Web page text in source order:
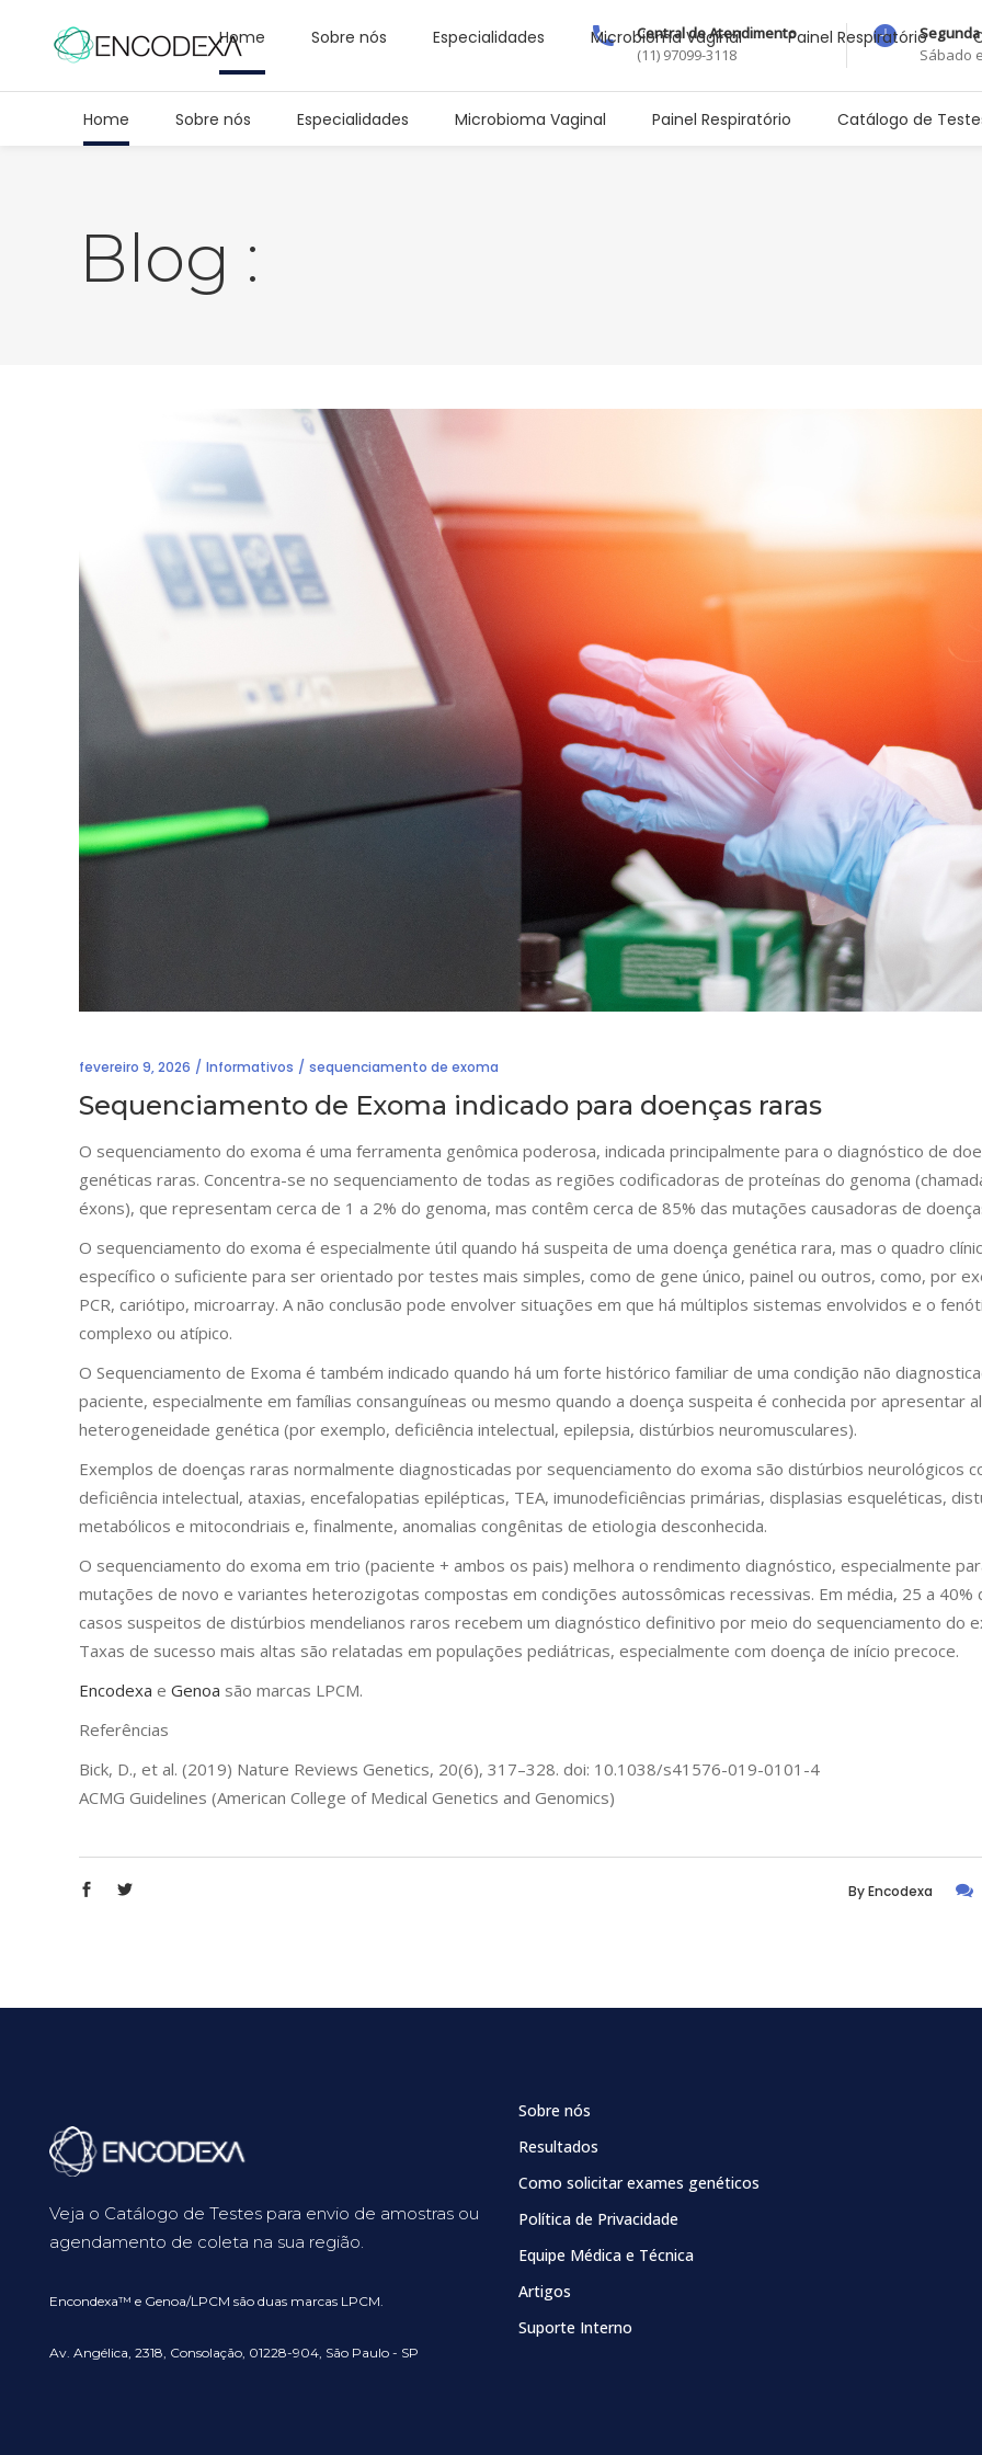
Central de Atendimento
(11) 97099-3118
Segunda
Sábado
Home Sobre nós Especialidades Microbioma Vaginal Painel Respiratório Catálogo de
Home Sobre nós Especialidades Microbioma Vaginal Painel Respiratório
Blog :
fevereiro 9, 2026 Informativos sequenciamento de exoma
Sequenciamento de Exoma indicado para doenças raras
O sequenciamento do exoma é uma ferramenta genômica poderosa, indicada principalmente para o diagnóstico de
genéticas raras. Concentra-se no sequenciamento de todas as regiões codificadoras de proteínas do genoma
éxons), que representam cerca de 1 a 2% do genoma, mas contêm cerca de 85% das mutações causadoras de
O sequenciamento do exoma é especialmente útil quando há suspeita de uma doença genética rara, mas o quadro
específico o suficiente para ser orientado por testes mais simples, como de gene único, painel ou outros, como, por
PCR, cariótipo, microarray. A não conclusão pode envolver situações em que há múltiplos sistemas envolvidos e o
complexo ou atípico.
O Sequenciamento de Exoma é também indicado quando há um forte histórico familiar de uma condição não
paciente, especialmente em famílias consanguíneas ou mesmo quando a doença suspeita é conhecida por apresentar
heterogeneidade genética (por exemplo, deficiência intelectual, epilepsia, distúrbios neuromusculares).
Exemplos de doenças raras normalmente diagnosticadas por sequenciamento do exoma são distúrbios neurológicos
deficiência intelectual, ataxias, encefalopatias epilépticas, TEA, imunodeficiências primárias, displasias esqueléticas,
metabólicos e mitocondriais e, finalmente, anomalias congênitas de etiologia desconhecida.
O sequenciamento do exoma em trio (paciente + ambos os pais) melhora o rendimento diagnóstico, especialmente
mutações de novo e variantes heterozigotas compostas em condições autossômicas recessivas. Em média, 25 a 40%
casos suspeitos de distúrbios mendelianos raros recebem um diagnóstico definitivo por meio do sequenciamento do
Taxas de sucesso mais altas são relatadas em populações pediátricas, especialmente com doença de início precoce.
Encodexa e Genoa são marcas LPCM.
Referências
Bick, D., et al. (2019) Nature Reviews Genetics, 20(6), 317–328. doi: 10.1038/s41576-019-0101-4
ACMG Guidelines (American College of Medical Genetics and Genomics)
ByEncodexa
Veja o Catálogo de Testes para envio de amostras ou
agendamento de coleta na sua região.
Encondexa™ e Genoa/LPCM são duas marcas LPCM.
Av. Angélica, 2318, Consolação, 01228-904, São Paulo - SP
Sobre nós
Resultados
Como solicitar exames genéticos
Política de Privacidade
Equipe Médica e Técnica
Artigos
Suporte Interno